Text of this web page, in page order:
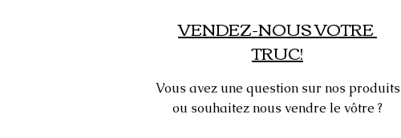
VENDEZ-NOUS VOTRE
TRUC!
Vous avez une question sur nos produits
ou souhaitez nous vendre le vôtre ?